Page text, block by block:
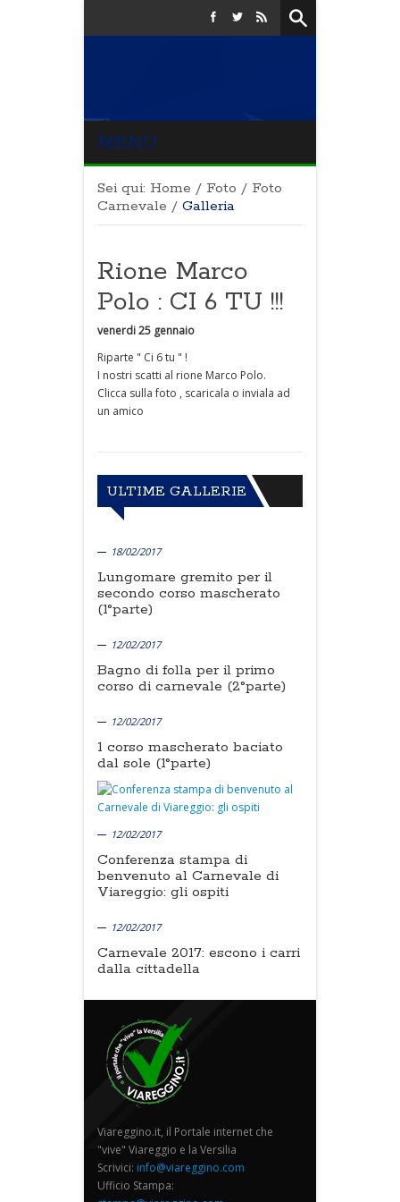
MENU
Sei qui: Home / Foto / Foto
Carnevale / Galleria
Rione Marco
Polo : CI 6 TU !!!
venerdi 25 gennaio
Riparte " Ci 6 tu " !
I nostri scatti al rione Marco Polo.
Clicca sulla foto , scaricala o inviala ad
un amico
ULTIME GALLERIE
18/02/2017
Lungomare gremito per il
secondo corso mascherato
(1°parte)
12/02/2017
Bagno di folla per il primo
corso di carnevale (2°parte)
12/02/2017
1 corso mascherato baciato
dal sole (1°parte)
12/02/2017
Conferenza stampa di
benvenuto al Carnevale di
Viareggio: gli ospiti
12/02/2017
Carnevale 2017: escono i carri
dalla cittadella
Viareggino.it, il Portale internet che
"vive" Viareggio e la Versilia
Scrivici: info@viareggino.com
Ufficio Stampa: